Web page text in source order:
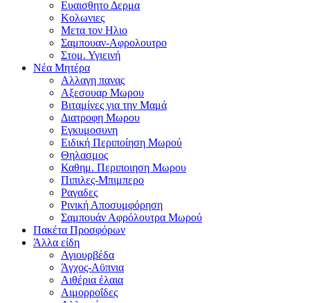
Ευαισθητο Δερμα
Κολωνιες
Μετα τον Ηλιο
Σαμπουαν-Αφρολουτρο
Στομ. Υγιεινή
Νέα Μητέρα
Αλλαγη πανας
Αξεσουαρ Μωρου
Βιταμίνες για την Μαμά
Διατροφη Μωρου
Εγκυμοσυνη
Ειδική Περιποίηση Μωρού
Θηλασμος
Καθημ. Περιποιηση Μωρου
Πιπιλες-Μπιμπερο
Ραγαδες
Ρινική Αποσυμφόρηση
Σαμπουάν Αφρόλουτρα Μωρού
Πακέτα Προσφόρων
Άλλα είδη
Αγιουρβέδα
Άγχος-Αϋπνια
Αιθέρια έλαια
Αιμορροΐδες